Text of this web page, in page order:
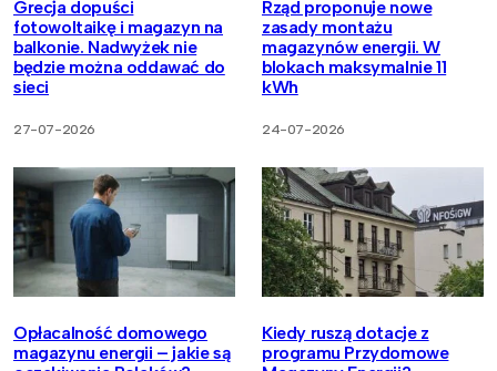
Grecja dopuści
fotowoltaikę i magazyn na
balkonie. Nadwyżek nie
będzie można oddawać do
sieci
27-07-2026
Rząd proponuje nowe
zasady montażu
magazynów energii. W
blokach maksymalnie 11
kWh
24-07-2026
Opłacalność domowego
magazynu energii – jakie są
Kiedy ruszą dotacje z
programu Przydomowe